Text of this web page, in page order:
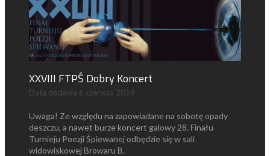
XXVIII FTPŚ Dobry Koncert
Data dodania 6 czerwca 2019
Uwaga! Ze względu na zapowiadane na sobotę opady
deszczu, a nawet burze koncert galowy 28. Finału
Turnieju Poezji Śpiewanej odbędzie się w sali
widowiskowej Browaru B.